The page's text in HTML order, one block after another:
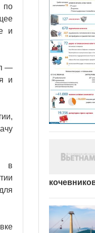
по
и
—
и
в